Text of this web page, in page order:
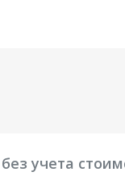
без учета